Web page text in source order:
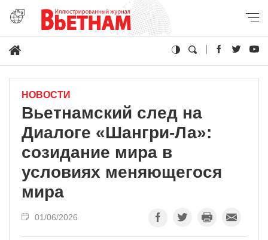
НОВОСТИ
Вьетнамский след на
Диалоге «Шангри-Ла»:
созидание мира в
условиях меняющегося
мира
01/06/2026